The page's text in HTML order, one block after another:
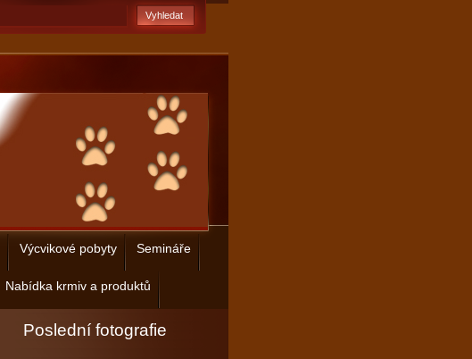
Výcvikové pobyty Semináře
Nabídka krmiv a produktů
Poslední fotografie